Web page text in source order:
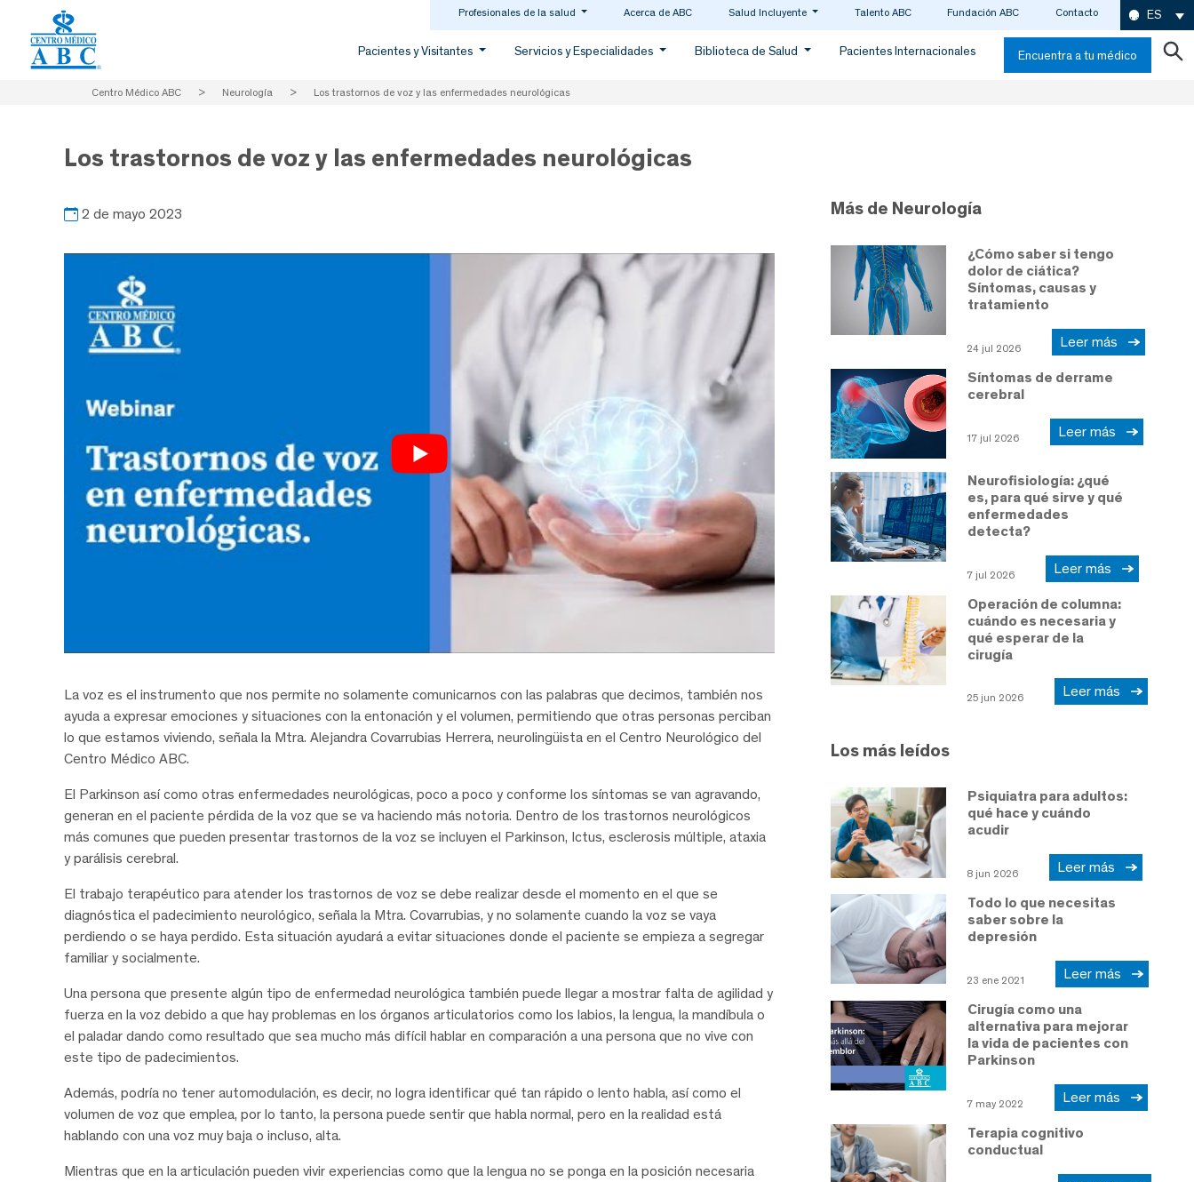
Profesionales de la salud Acerca de ABC Salud Incluyente Talento ABC Fundación ABC Contacto ES
Pacientes y Visitantes Servicios y Especialidades Biblioteca de Salud Pacientes Internacionales Encuentra a tu médico
Centro Médico ABC > Neurología > Los trastornos de voz y las enfermedades neurológicas
Los trastornos de voz y las enfermedades neurológicas
2 de mayo 2023
La voz es el instrumento que nos permite no solamente comunicarnos con las palabras que decimos, también nos
ayuda a expresar emociones y situaciones con la entonación y el volumen, permitiendo que otras personas perciban
lo que estamos viviendo, señala la Mtra. Alejandra Covarrubias Herrera, neurolingüista en el Centro Neurológico del
Centro Médico ABC.
El Parkinson así como otras enfermedades neurológicas, poco a poco y conforme los síntomas se van agravando,
generan en el paciente pérdida de la voz que se va haciendo más notoria. Dentro de los trastornos neurológicos
más comunes que pueden presentar trastornos de la voz se incluyen el Parkinson, Ictus, esclerosis múltiple, ataxia
y parálisis cerebral.
El trabajo terapéutico para atender los trastornos de voz se debe realizar desde el momento en el que se
diagnóstica el padecimiento neurológico, señala la Mtra. Covarrubias, y no solamente cuando la voz se vaya
perdiendo o se haya perdido. Esta situación ayudará a evitar situaciones donde el paciente se empieza a segregar
familiar y socialmente.
Una persona que presente algún tipo de enfermedad neurológica también puede llegar a mostrar falta de agilidad y
fuerza en la voz debido a que hay problemas en los órganos articulatorios como los labios, la lengua, la mandíbula o
el paladar dando como resultado que sea mucho más difícil hablar en comparación a una persona que no vive con
este tipo de padecimientos.
Además, podría no tener automodulación, es decir, no logra identificar qué tan rápido o lento habla, así como el
volumen de voz que emplea, por lo tanto, la persona puede sentir que habla normal, pero en la realidad está
hablando con una voz muy baja o incluso, alta.
Mientras que en la articulación pueden vivir experiencias como que la lengua no se ponga en la posición necesaria
Más de Neurología
¿Cómo saber si tengo
dolor de ciática?
Síntomas, causas y
tratamiento
24 jul 2026 Leer más
Síntomas de derrame
cerebral
17 jul 2026 Leer más
Neurofisiología: ¿qué
es, para qué sirve y qué
enfermedades
detecta?
7 jul 2026 Leer más
Operación de columna:
cuándo es necesaria y
qué esperar de la
cirugía
25 jun 2026 Leer más
Los más leídos
Psiquiatra para adultos:
qué hace y cuándo
acudir
8 jun 2026 Leer más
Todo lo que necesitas
saber sobre la
depresión
23 ene 2021 Leer más
Cirugía como una
alternativa para mejorar
la vida de pacientes con
Parkinson
7 may 2022 Leer más
Terapia cognitivo
conductual